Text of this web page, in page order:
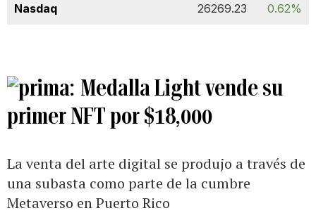
Nasdaq
26269.23 0.62%
Medalla Light vende su
primer NFT por $18,000
La venta del arte digital se produjo a través de
una subasta como parte de la cumbre
Metaverso en Puerto Rico